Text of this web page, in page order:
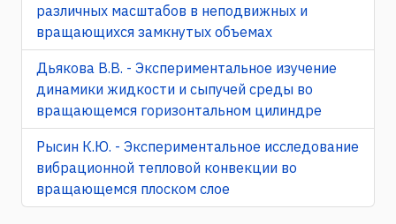
различных масштабов в неподвижных и
вращающихся замкнутых объемах
Дьякова В.В. - Экспериментальное изучение
динамики жидкости и сыпучей среды во
вращающемся горизонтальном цилиндре
Рысин К.Ю. - Экспериментальное исследование
вибрационной тепловой конвекции во
вращающемся плоском слое